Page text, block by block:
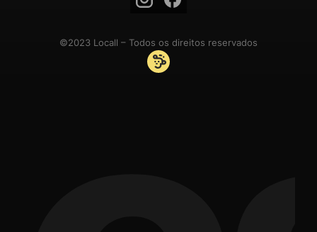
©2023 Locall – Todos os direitos reservados